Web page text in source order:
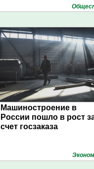
Машиностроение в
России пошло в рост
счет госзаказа